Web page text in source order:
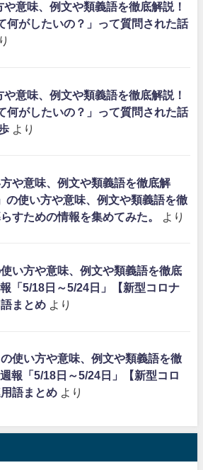
や意味、例文や類義語を徹底解説！
何がしたいの？」って質問された話
や意味、例文や類義語を徹底解説！
何がしたいの？」って質問された話
より
方や意味、例文や類義語を徹底解
の使い方や意味、例文や類義語を徹
すための情報を集めてみた。
より
使い方や意味、例文や類義語を徹底
「5/18日～5/24日」【新型コロナ
まとめ より
の使い方や意味、例文や類義語を徹
報「5/18日～5/24日」【新型コロ
語まとめ より